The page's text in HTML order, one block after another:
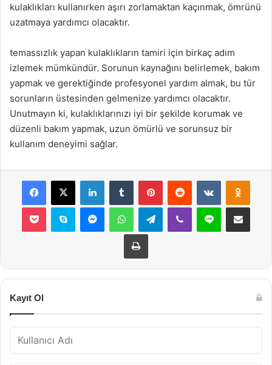
kulaklıkları kullanırken aşırı zorlamaktan kaçınmak, ömrünü
uzatmaya yardımcı olacaktır.
temassızlık yapan kulaklıkların tamiri için birkaç adım
izlemek mümkündür. Sorunun kaynağını belirlemek, bakım
yapmak ve gerektiğinde profesyonel yardım almak, bu tür
sorunların üstesinden gelmenize yardımcı olacaktır.
Unutmayın ki, kulaklıklarınızı iyi bir şekilde korumak ve
düzenli bakım yapmak, uzun ömürlü ve sorunsuz bir
kullanım deneyimi sağlar.
Facebook
X LinkedInTumblr PinterestReddit VKontakte
Pocket Skype MessengerWhatsAppTelegramViber Line E-Posta ile
Yazdır
Kayıt Ol